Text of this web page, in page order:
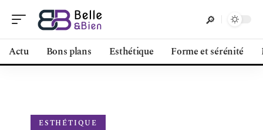
Actu Bons plans Esthétique Forme et sérénité
ESTHÉTIQUE